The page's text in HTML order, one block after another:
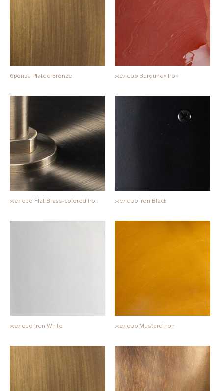
бронза Plated Bronze железо Burgundy Iron
железо Flat Brass-colored Iron железо Iron Black
железо Iron White железо Mustard Iron